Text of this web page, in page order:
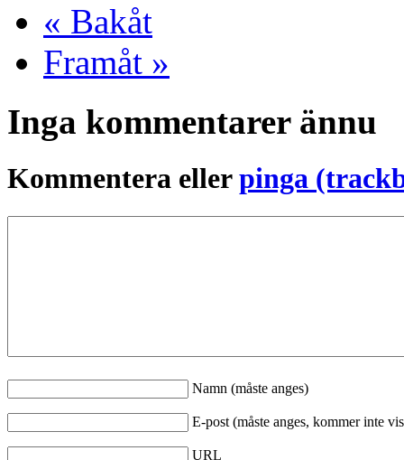
« Bakåt
Framåt »
Inga kommentarer ännu
Kommentera ellerpinga
Namn (måste anges)
E-post (måste anges, kommer inte
URL